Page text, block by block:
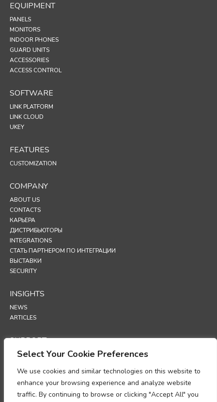
Select Your Cookie Preferences
We use cookies and similar technologies on this website to
enhance your browsing experience and analyze website
traffic. By continuing to browse or clicking "Accept All" you
EQUIPMENT
PANELS
MONITORS
INDOOR PHONES
GUARD UNITS
ACCESSORIES
ACCESS CONTROL
SOFTWARE
LINK PLATFORM
LINK CLOUD
UKEY
FEATURES
CUSTOMIZATION
COMPANY
ABOUT US
CONTACTS
КАРЬЕРА
ДИСТРИБЬЮТОРЫ
INTEGRATIONS
СТАТЬ ПАРТНЕРОМ ПО ИНТЕГРАЦИИ
ВЫСТАВКИ
SECURITY
INSIGHTS
NEWS
ARTICLES
SUPPORT
TECHNICAL PORTAL
POLICIES
ПОЛИТИКА КОНФИДЕНЦИАЛЬНОСТИ